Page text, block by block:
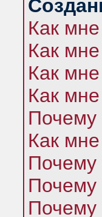
Как
Как
Как
Как
Почему
Как
Почему
Почему
Почему